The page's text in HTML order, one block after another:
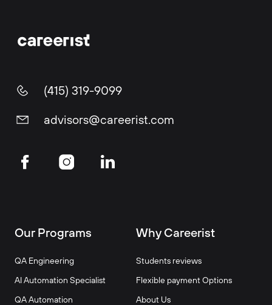
(415) 319-9099
advisors@careerist.com
Our Programs
QA Engineering
AI Automation Specialist
QA Automation
Why Careerist
Students reviews
Flexible payment Options
About Us